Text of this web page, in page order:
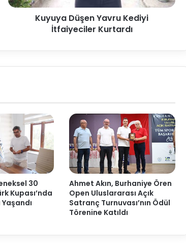
Kuyuya Düşen Yavru Kediyi
İtfaiyeciler Kurtardı
30
Kupası’nda
Ahmet Akın, Burhaniye Ören
Open Uluslararası Açık
Satranç Turnuvası’nın Ödül
Törenine Katıldı